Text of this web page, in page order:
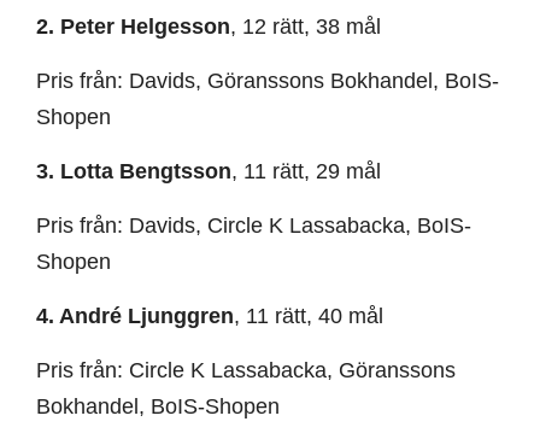
2. Peter Helgesson, 12 rätt, 38 mål
Pris från: Davids, Göranssons Bokhandel, BoIS-
Shopen
3. Lotta Bengtsson, 11 rätt, 29 mål
Pris från: Davids, Circle K Lassabacka, BoIS-
Shopen
4. André Ljunggren, 11 rätt, 40 mål
Pris från: Circle K Lassabacka, Göranssons
Bokhandel, BoIS-Shopen